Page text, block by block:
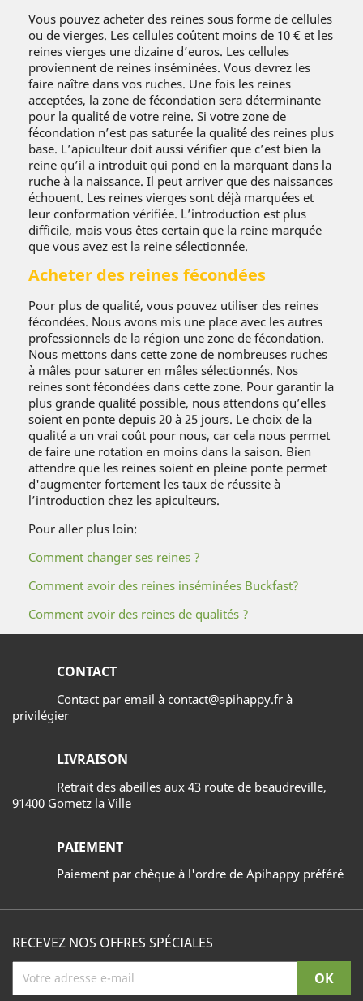
Vous pouvez acheter des reines sous forme de cellules
ou de vierges. Les cellules coûtent moins de 10 € et les
reines vierges une dizaine d’euros. Les cellules
proviennent de reines inséminées. Vous devrez les
faire naître dans vos ruches. Une fois les reines
acceptées, la zone de fécondation sera déterminante
pour la qualité de votre reine. Si votre zone de
fécondation n’est pas saturée la qualité des reines plus
base. L’apiculteur doit aussi vérifier que c’est bien la
reine qu’il a introduit qui pond en la marquant dans la
ruche à la naissance. Il peut arriver que des naissances
échouent. Les reines vierges sont déjà marquées et
leur conformation vérifiée. L’introduction est plus
difficile, mais vous êtes certain que la reine marquée
que vous avez est la reine sélectionnée.
Acheter des reines fécondées
Pour plus de qualité, vous pouvez utiliser des reines
fécondées. Nous avons mis une place avec les autres
professionnels de la région une zone de fécondation.
Nous mettons dans cette zone de nombreuses ruches
à mâles pour saturer en mâles sélectionnés. Nos
reines sont fécondées dans cette zone. Pour garantir la
plus grande qualité possible, nous attendons qu’elles
soient en ponte depuis 20 à 25 jours. Le choix de la
qualité a un vrai coût pour nous, car cela nous permet
de faire une rotation en moins dans la saison. Bien
attendre que les reines soient en pleine ponte permet
d'augmenter fortement les taux de réussite à
l’introduction chez les apiculteurs.
Pour aller plus loin:
Comment changer ses reines ?
Comment avoir des reines inséminées Buckfast?
Comment avoir des reines de qualités ?
CONTACT
Contact par email à contact@apihappy.fr à
privilégier
LIVRAISON
Retrait des abeilles aux 43 route de beaudreville,
91400 Gometz la Ville
PAIEMENT
Paiement par chèque à l'ordre de Apihappy préféré
RECEVEZ NOS OFFRES SPÉCIALES